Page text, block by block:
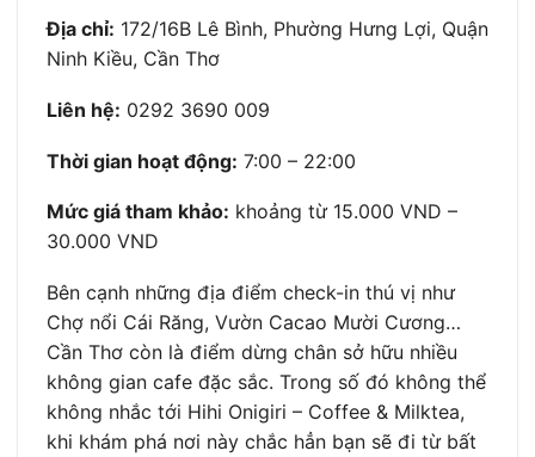
Địa chỉ: 172/16B Lê Bình, Phường Hưng Lợi, Quận
Ninh Kiều, Cần Thơ
Liên hệ: 0292 3690 009
Thời gian hoạt động: 7:00 – 22:00
Mức giá tham khảo: khoảng từ 15.000 VND –
30.000 VND
Bên cạnh những địa điểm check-in thú vị như
Chợ nổi Cái Răng, Vườn Cacao Mười Cương…
Cần Thơ còn là điểm dừng chân sở hữu nhiều
không gian cafe đặc sắc. Trong số đó không thể
không nhắc tới Hihi Onigiri – Coffee & Milktea,
khi khám phá nơi này chắc hẳn bạn sẽ đi từ bất